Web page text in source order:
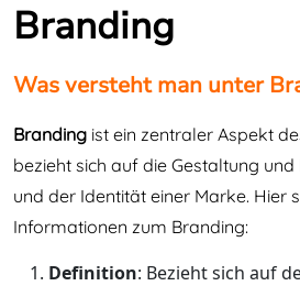
Branding
Was versteht man unter
Branding ist ein zentraler Aspekt
bezieht sich auf die Gestaltung
und der Identität einer Marke. Hier
Informationen zum Branding:
Definition: Bezieht sich auf